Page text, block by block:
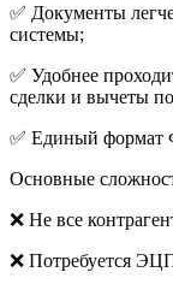
✅ Документы
системы;
✅ Удобнее
сделки и вычеты
✅ Единый формат
Основные
❌ Не все
❌ Потребуется